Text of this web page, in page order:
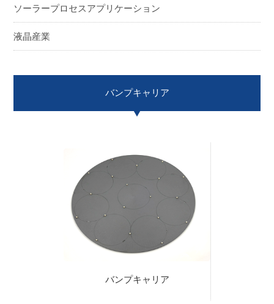
ソーラープロセスアプリケーション
液晶産業
バンプキャリア
バンプキャリア